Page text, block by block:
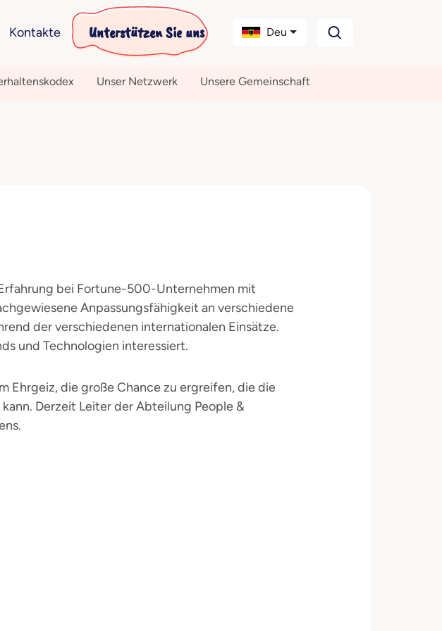
Kontakte Unterstützen Sie uns Deu
Unser Netzwerk Unsere Gemeinschaft
bei Fortune-500-Unternehmen mit
Anpassungsfähigkeit an verschiedene
der verschiedenen internationalen Einsätze.
und Technologien interessiert.
Ehrgeiz, die große Chance zu ergreifen, die die
Derzeit Leiter der Abteilung People &